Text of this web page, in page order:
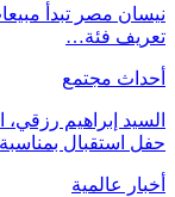
نيسان مصر تبدأ
تعريف فئة…
أحداث مجتمع
السيد إبراهيم رزقي،
حفل استقبال
أخبار عالمية